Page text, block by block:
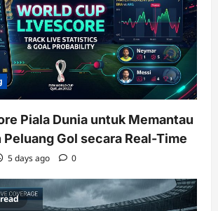
Piala Dunia untuk Memantau
Gol secara Real-Time
5 days ago 0